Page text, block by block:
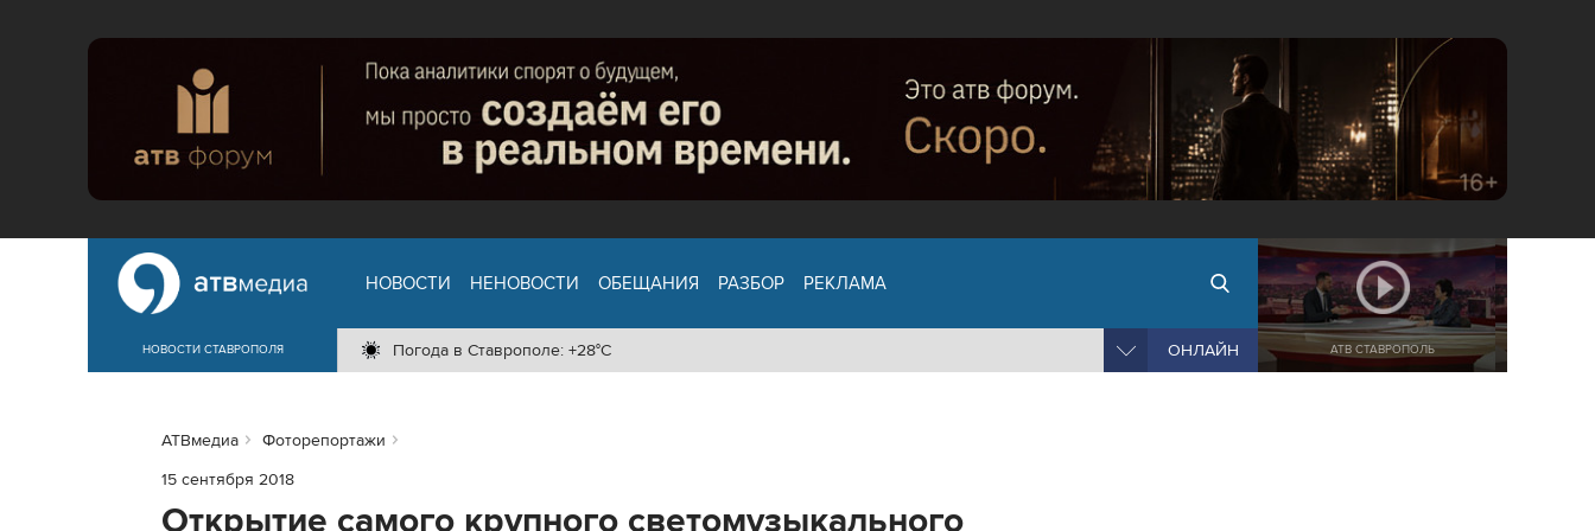
НОВОСТИ СТАВРОПОЛЯ
НОВОСТИ НЕНОВОСТИ ОБЕЩАНИЯ РАЗБОР РЕКЛАМА
Погода в Ставрополе: +28°C ОНЛАЙН АТВ СТАВРОПОЛЬ
АТВмедиа
Фоторепортажи
15 сентября 2018
Открытие самого крупного светомузыкального